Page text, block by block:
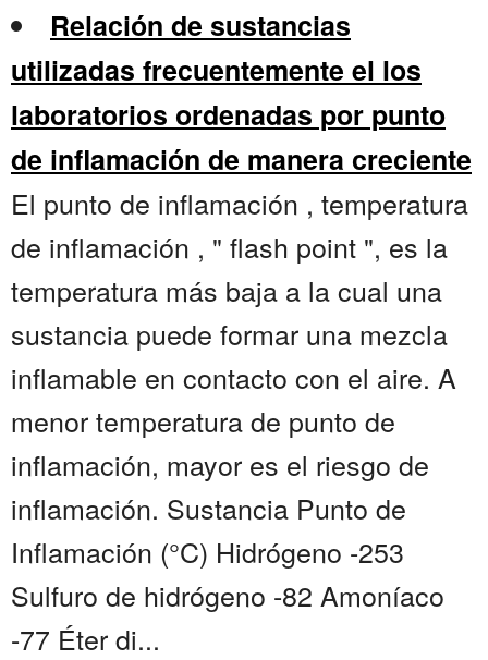
Relación de sustancias
utilizadas frecuentemente el los
laboratorios ordenadas por punto
de inflamación de manera creciente
El punto de inflamación , temperatura
de inflamación , " flash point ", es la
temperatura más baja a la cual una
sustancia puede formar una mezcla
inflamable en contacto con el aire. A
menor temperatura de punto de
inflamación, mayor es el riesgo de
inflamación. Sustancia Punto de
Inflamación (°C) Hidrógeno -253
Sulfuro de hidrógeno -82 Amoníaco
-77 Éter di...